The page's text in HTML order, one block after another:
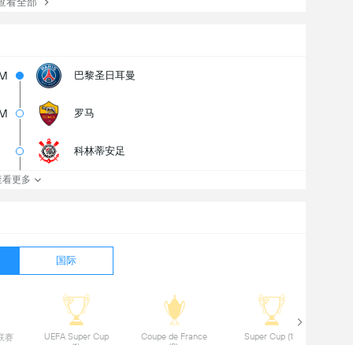
巴黎圣日耳曼
罗马
科林蒂安足
看更多
国际
赛
UEFA Super Cup
Coupe de France